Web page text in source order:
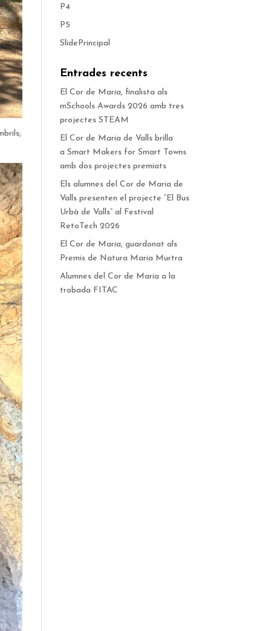
P4
P5
SlidePrincipal
Entrades recents
El Cor de Maria, finalista als
mSchools Awards 2026 amb tres
projectes STEAM
El Cor de Maria de Valls brilla
a Smart Makers for Smart Towns
amb dos projectes premiats
Els alumnes del Cor de Maria de
Valls presenten el projecte “El Bus
Urbà de Valls” al Festival
RetoTech 2026
El Cor de Maria, guardonat als
Premis de Natura Maria Murtra
Alumnes del Cor de Maria a la
trobada FITAC